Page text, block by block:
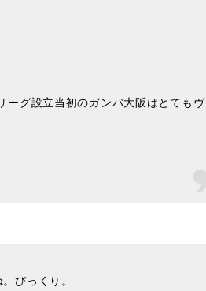
ーグ設立当初のガンバ大阪はとてもヴ
びっくり。